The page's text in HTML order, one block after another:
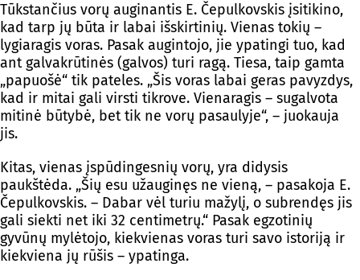
Tūkstančius vorų auginantis E. Čepulkovskis įsitikino,
kad tarp jų būta ir labai išskirtinių. Vienas tokių –
lygiaragis voras. Pasak augintojo, jie ypatingi tuo, kad
ant galvakrūtinės (galvos) turi ragą. Tiesa, taip gamta
„papuošė“ tik pateles. „Šis voras labai geras pavyzdys,
kad ir mitai gali virsti tikrove. Vienaragis – sugalvota
mitinė būtybė, bet tik ne vorų pasaulyje“, – juokauja
jis.
Kitas, vienas įspūdingesnių vorų, yra didysis
paukštėda. „Šių esu užauginęs ne vieną, – pasakoja E.
Čepulkovskis. – Dabar vėl turiu mažylį, o subrendęs jis
gali siekti net iki 32 centimetrų.“ Pasak egzotinių
gyvūnų mylėtojo, kiekvienas voras turi savo istoriją ir
kiekviena jų rūšis – ypatinga.